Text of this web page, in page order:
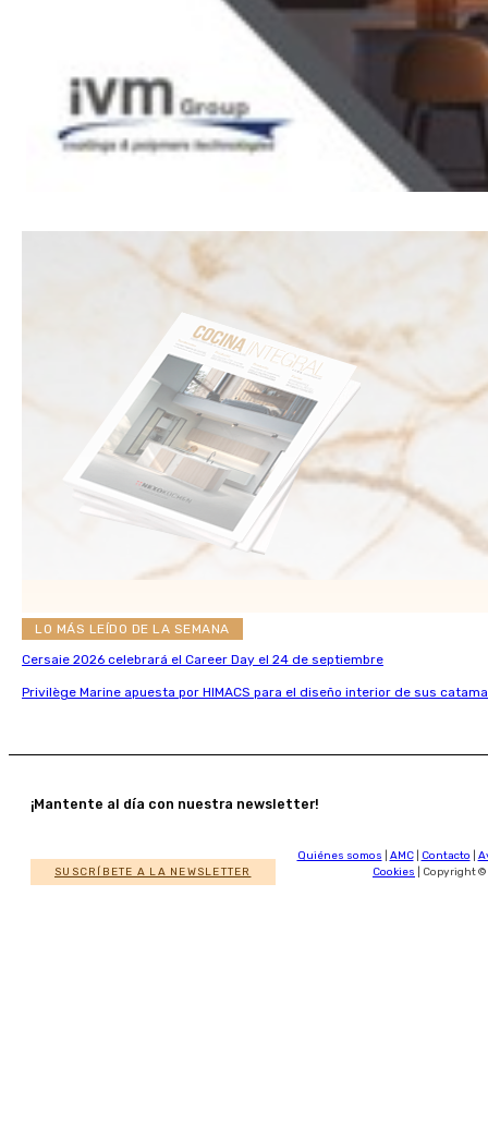
LO MÁS LEÍDO DE LA SEMANA
Cersaie 2026 celebrará el Career Day el 24 de septiembre
Privilège Marine apuesta por HIMACS para el diseño interior de sus
¡Mantente al día con nuestra newsletter!
SUSCRÍBETE A LA NEWSLETTER
Quiénes somos AMC| Contacto
Cookies | Copyright